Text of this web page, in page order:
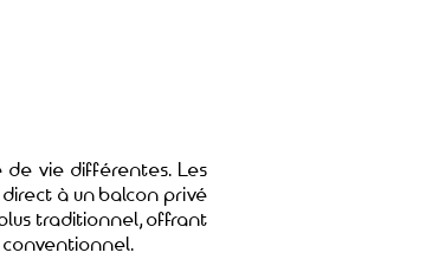
de vie différentes. Les
à un balcon privé
traditionnel, offrant
conventionnel.